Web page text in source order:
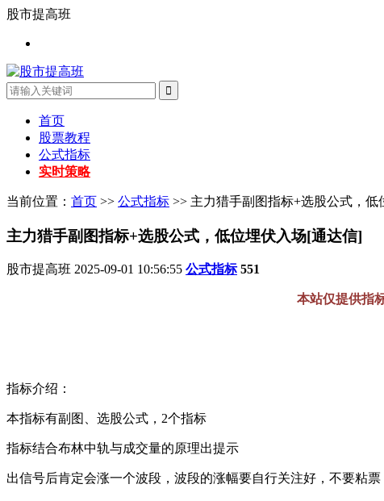
股市提高班
首页
股票教程
公式指标
实时策略
当前位置： 首页 >> 公式指标 >> 主力猎手副图指标+选股公式，
主力猎手副图指标+选股公式，低位埋伏入场[通达信]
股市提高班 2025-09-01 10:56:55 公式指标 551
本站仅提供指
指标介绍：
本指标有副图、选股公式，2个指标
指标结合布林中轨与成交量的原理出提示
出信号后肯定会涨一个波段，波段的涨幅要自行关注好，不要粘票